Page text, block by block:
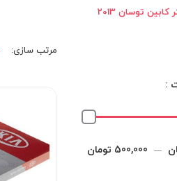
توسان 2013
:
حداکثر
— 500,000 تومان
مرتب‌ سازی: